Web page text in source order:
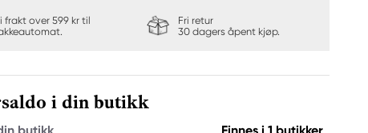
frakt over 599 kr til
Fri retur
30 dagers åpent kjøp.
i din butikk